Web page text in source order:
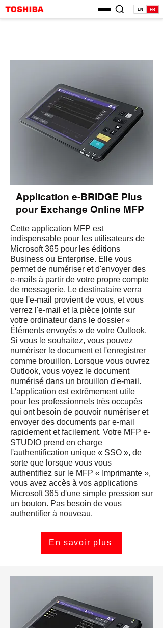
EN FR
Application e-BRIDGE Plus
pour Exchange Online MFP
Cette application MFP est
indispensable pour les utilisateurs de
Microsoft 365 pour les éditions
Business ou Enterprise. Elle vous
permet de numériser et d'envoyer des
e-mails à partir de votre propre compte
de messagerie. Le destinataire verra
que l'e-mail provient de vous, et vous
verrez l'e-mail et la pièce jointe sur
votre ordinateur dans le dossier «
Éléments envoyés » de votre Outlook.
Si vous le souhaitez, vous pouvez
numériser le document et l'enregistrer
comme brouillon. Lorsque vous ouvrez
Outlook, vous voyez le document
numérisé dans un brouillon d'e-mail.
L'application est extrêmement utile
pour les professionnels très occupés
qui ont besoin de pouvoir numériser et
envoyer des documents par e-mail
rapidement et facilement. Votre MFP e-
STUDIO prend en charge
l'authentification unique « SSO », de
sorte que lorsque vous vous
authentifiez sur le MFP « Imprimante »,
vous avez accès à vos applications
Microsoft 365 d'une simple pression sur
un bouton. Pas besoin de vous
authentifier à nouveau.
En savoir plus